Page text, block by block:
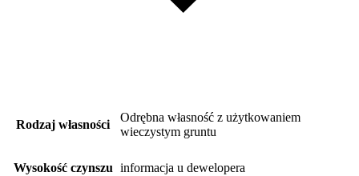
Rodzaj własności
Odrębna własność z użytkowaniem
wieczystym gruntu
Wysokość czynszu informacja u dewelopera